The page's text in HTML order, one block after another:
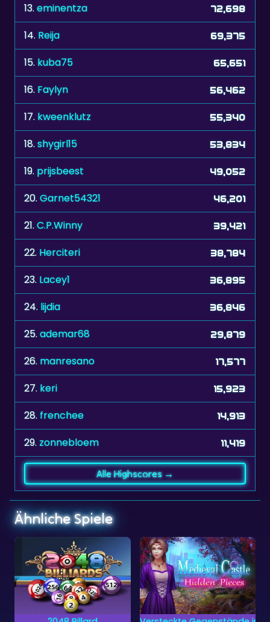
13.eminentza 72,698
14. Reija 69,375
15. kuba75 65,651
16. Faylyn 56,462
17. kweenklutz 55,340
18.shygirl15 53,834
19. prijsbeest 49,052
20.Garnet54321 46,201
21.C.P.Winny 39,421
22. Herciteri 38,784
23. Lacey1 36,895
24. lijdia 36,846
25.ademar68 29,879
26. manresano 17,577
27. keri 15,923
28.frenchee 14,913
29.zonnebloem 11,419
Alle Highscores →
Ähnliche Spiele
Frühling